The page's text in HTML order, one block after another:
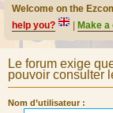
Welcome on the
help you?
Make
Le forum exige
pouvoir consulter
Nom d’utilisateur :